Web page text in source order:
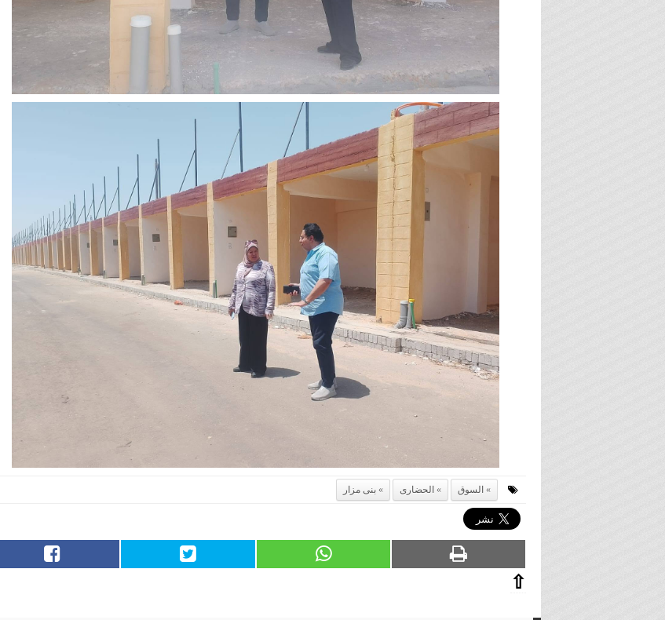
السوق الحضارى بنى مزار
⇧